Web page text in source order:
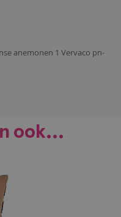
anemonen 1 Vervaco pn-
ook...